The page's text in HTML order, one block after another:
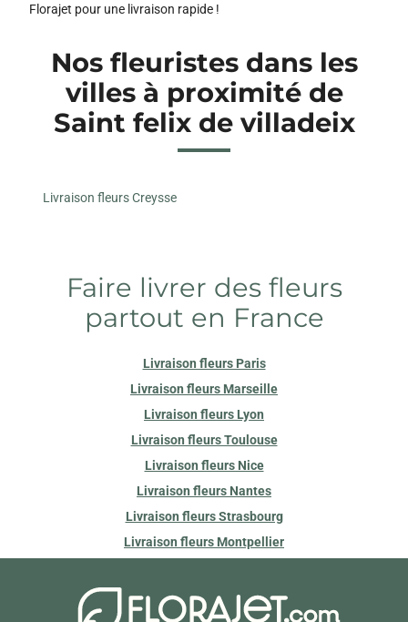
Florajet pour une livraison rapide !
Nos fleuristes dans les
villes à proximité de
Saint felix de villadeix
Livraison fleurs Creysse
Faire livrer des fleurs
partout en France
Livraison fleurs Paris
Livraison fleurs Marseille
Livraison fleurs Lyon
Livraison fleurs Toulouse
Livraison fleurs Nice
Livraison fleurs Nantes
Livraison fleurs Strasbourg
Livraison fleurs Montpellier